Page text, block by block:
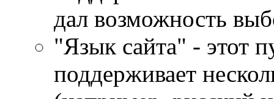
дал возможность
"Язык сайта" - этот
поддерживает